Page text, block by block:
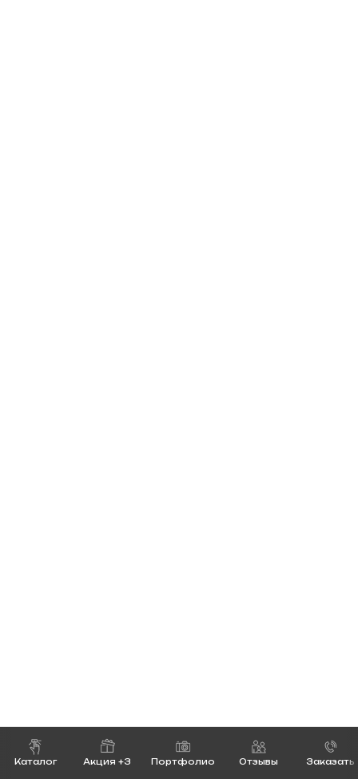
Каталог Акция +3 Портфолио Отзывы Заказать